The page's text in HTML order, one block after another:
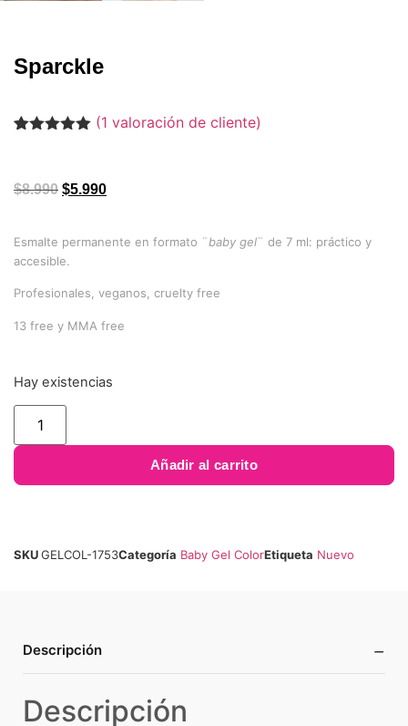
Sparckle
avaloración
(1 valoración de cliente)
$8.990 $5.990
Esmalte permanente en formato ¨baby gel¨ de 7 ml: práctico y
accesible.
Profesionales, veganos, cruelty free
13 free y MMA free
Hay existencias
Añadir al carrito
SKUGELCOL-1753Categoría Baby Gel ColorEtiqueta Nuevo
Descripción −
Descripción